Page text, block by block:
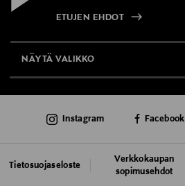
ETUJEN EHDOT
NÄYTÄ VALIKKO
AJANKOHTAISTA
Tietosuojaseloste
Verkkokaupan
sopimusehdot
Instagram Facebook